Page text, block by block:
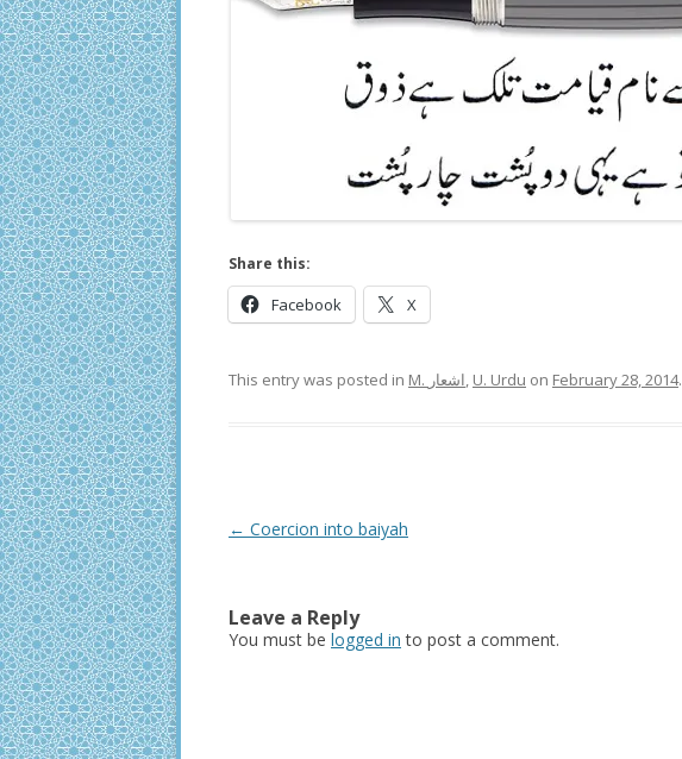
Share this:
Facebook X
This entry was posted in M. اشعار, U. Urdu on February 28, 2014.
Post
← Coercion into baiyah
Leave a Reply
You must be logged in to post a comment.